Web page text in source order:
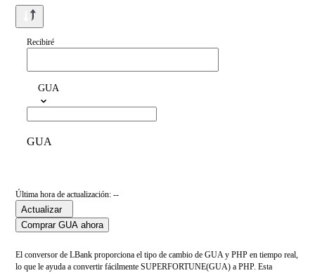
Recibiré
GUA
GUA
Última hora de actualización: --
Actualizar
Comprar GUA ahora
El conversor de LBank proporciona el tipo de cambio de GUA y PHP en tiempo real,
lo que le ayuda a convertir fácilmente SUPERFORTUNE(GUA) a PHP. Esta